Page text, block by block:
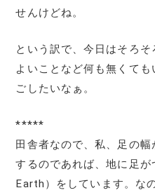
せんけどね。
という訳で、今日はそろそ
よいことなど何も無くて
ごしたいなぁ。
*****
田舎者なので、私、足の
するのであれば、地に足
Earth）をしています。な